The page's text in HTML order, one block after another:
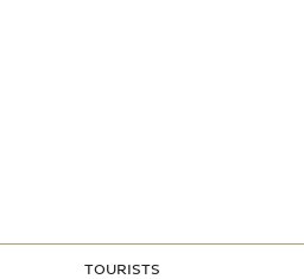
TOURISTS